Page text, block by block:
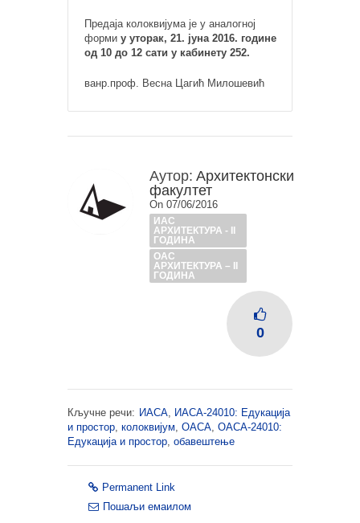
Предаја колоквијума је у аналогној
форми у уторак, 21. јуна 2016. године
од 10 до 12 сати у кабинету 252.
ванр.проф. Весна Цагић Милошевић
Аутор: Архитектонски
факултет
On 07/06/2016
ИАС
АРХИТЕКТУРА - II
ГОДИНА
ОАС
АРХИТЕКТУРА – II
ГОДИНА
0
Кључне речи: ИАСА, ИАСА-24010: Едукација
и простор, колоквијум, ОАСА, ОАСА-24010:
Едукација и простор, обавештење
Permanent Link
Пошаљи емаилом